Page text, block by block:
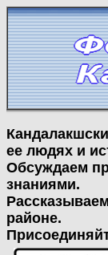
ее людях и
Обсуждаем
знаниями.
районе.